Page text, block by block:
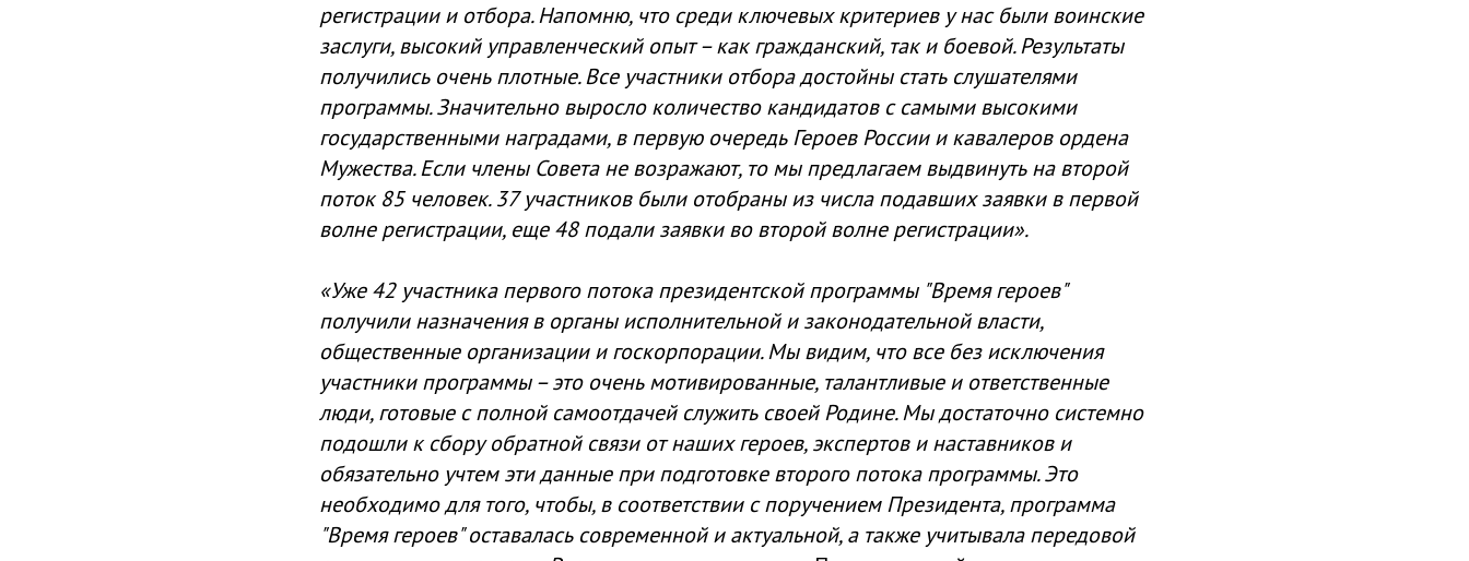
регистрации и отбора. Напомню, что среди ключевых критериев у нас были воинские
заслуги, высокий управленческий опыт – как гражданский, так и боевой. Результаты
получились очень плотные. Все участники отбора достойны стать слушателями
программы. Значительно выросло количество кандидатов с самыми высокими
государственными наградами, в первую очередь Героев России и кавалеров ордена
Мужества. Если члены Совета не возражают, то мы предлагаем выдвинуть на второй
поток 85 человек. 37 участников были отобраны из числа подавших заявки в первой
волне регистрации, еще 48 подали заявки во второй волне регистрации».
«Уже 42 участника первого потока президентской программы "Время героев"
получили назначения в органы исполнительной и законодательной власти,
общественные организации и госкорпорации. Мы видим, что все без исключения
участники программы – это очень мотивированные, талантливые и ответственные
люди, готовые с полной самоотдачей служить своей Родине. Мы достаточно системно
подошли к сбору обратной связи от наших героев, экспертов и наставников и
обязательно учтем эти данные при подготовке второго потока программы. Это
необходимо для того, чтобы, в соответствии с поручением Президента, программа
"Время героев" оставалась современной и актуальной, а также учитывала передовой